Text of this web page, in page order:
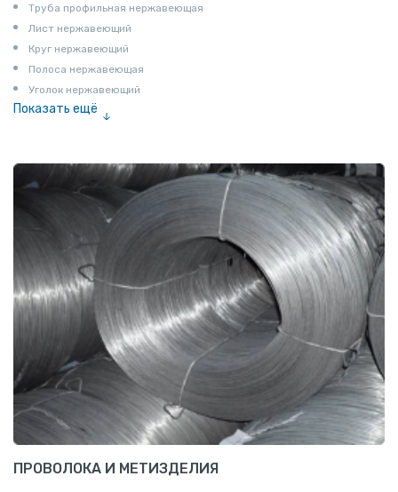
Труба профильная нержавеющая
Лист нержавеющий
Круг нержавеющий
Полоса нержавеющая
Уголок нержавеющий
Показать ещё
ПРОВОЛОКА И МЕТИЗДЕЛИЯ